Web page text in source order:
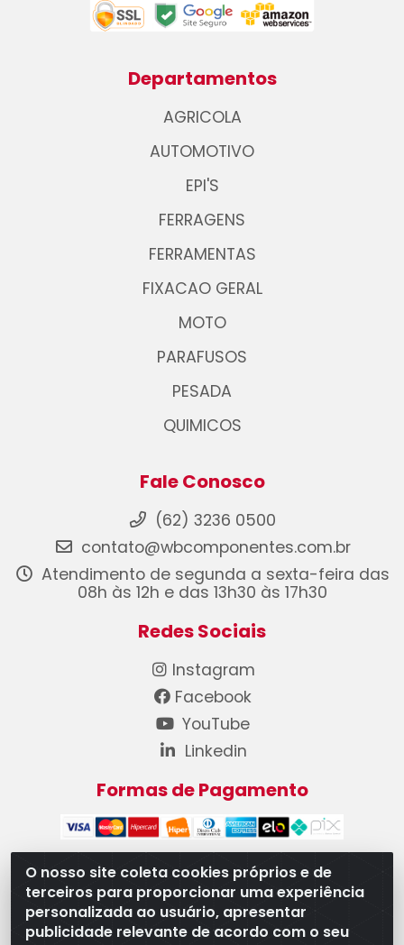
O nosso site coleta cookies próprios e de
terceiros para proporcionar uma experiência
personalizada ao usuário, apresentar
publicidade relevante de acordo com o seu
Departamentos
AGRICOLA
AUTOMOTIVO
EPI'S
FERRAGENS
FERRAMENTAS
FIXACAO GERAL
MOTO
PARAFUSOS
PESADA
QUIMICOS
Fale Conosco
(62) 3236 0500
contato@wbcomponentes.com.br
Atendimento de segunda a sexta-feira das
08h às 12h e das 13h30 às 17h30
Redes Sociais
Instagram
Facebook
YouTube
Linkedin
Formas de Pagamento
WB Componentes Automotivos LTDA - CNPJ
08.528.393/0001-12 - Rua do Níquel, 667 - Parque
Oeste Industrial, Goiânia/GO - CEP 74375-660